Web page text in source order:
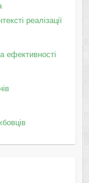
реалізації
ефективності